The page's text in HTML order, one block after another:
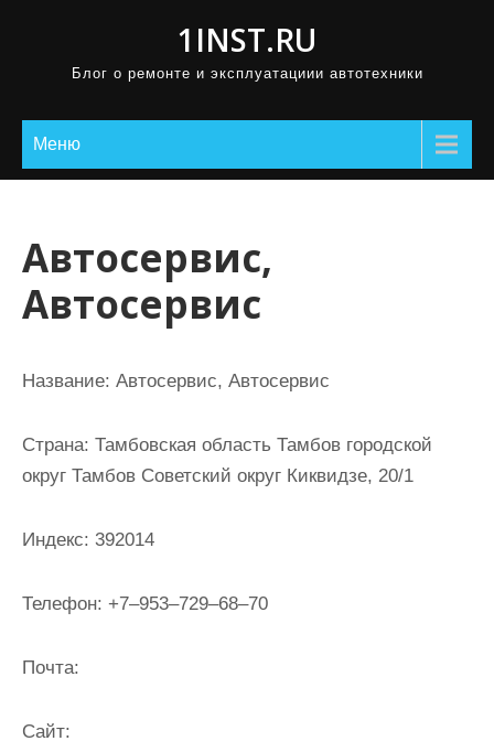
1INST.RU
Блог о ремонте и эксплуатациии автотехники
Меню
Автосервис,
Автосервис
Название: Автосервис, Автосервис
Страна: Тамбовская область Тамбов городской
округ Тамбов Советский округ Киквидзе, 20/1
Индекс: 392014
Телефон: +7‒953‒729‒68‒70
Почта:
Cайт: